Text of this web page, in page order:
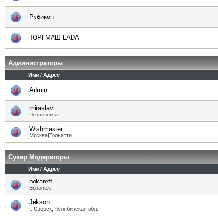
Рубикон
ТОРГМАШ LADA
Администраторы
Имя / Адрес
Admin
miraslav
Черноземье
Wishmaster
Москва|Тольятти
Супер Модераторы
Имя / Адрес
bokareff
Воронеж
Jekson
г. Озёрск, Челябинская обл.